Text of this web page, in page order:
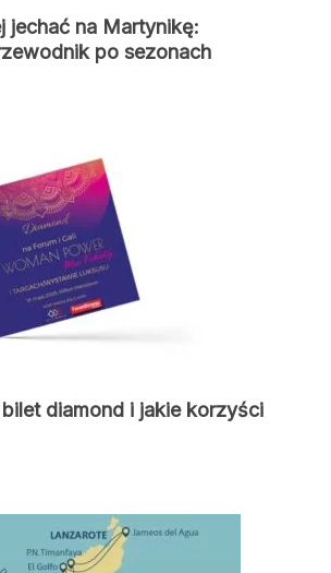
jechać na Martynikę:
po sezonach
diamond i jakie korzyści